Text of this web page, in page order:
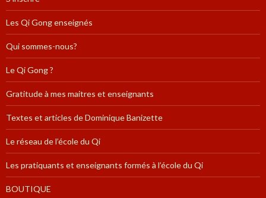
Les Qi Gong enseignés
Qui sommes-nous?
Le Qi Gong ?
Gratitude à mes maitres et enseignants
Textes et articles de Dominique Banizette
Le réseau de l’école du Qi
Les pratiquants et enseignants formés à l’école du Qi
BOUTIQUE